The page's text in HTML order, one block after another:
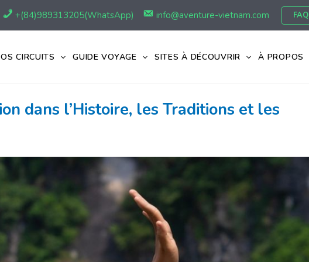
+(84)989313205(WhatsApp) info@aventure-vietnam.com FAQ
CIRCUITS GUIDE VOYAGE SITES À DÉCOUVRIR À PROPOS
dans l’Histoire, les Traditions et les